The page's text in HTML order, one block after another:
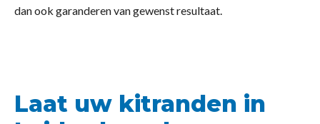
dan ook garanderen van gewenst resultaat.
Laat uw kitranden in